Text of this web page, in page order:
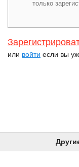
или войти если вы